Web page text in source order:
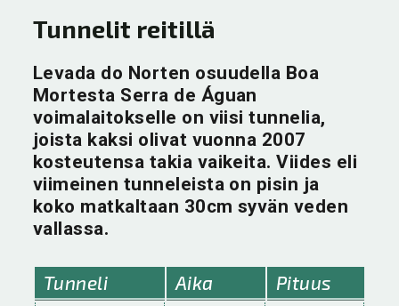
Tunnelit reitillä
Levada do Norten osuudella Boa
Mortesta Serra de Águan
voimalaitokselle on viisi tunnelia,
joista kaksi olivat vuonna 2007
kosteutensa takia vaikeita. Viides eli
viimeinen tunneleista on pisin ja
koko matkaltaan 30cm syvän veden
vallassa.
Tunneli Aika
Pituus